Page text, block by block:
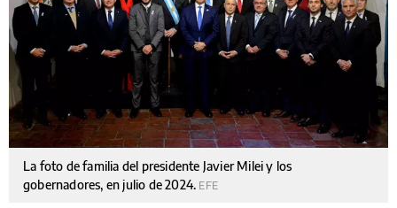
La foto de familia del presidente Javier Milei y los
gobernadores, en julio de 2024. EFE